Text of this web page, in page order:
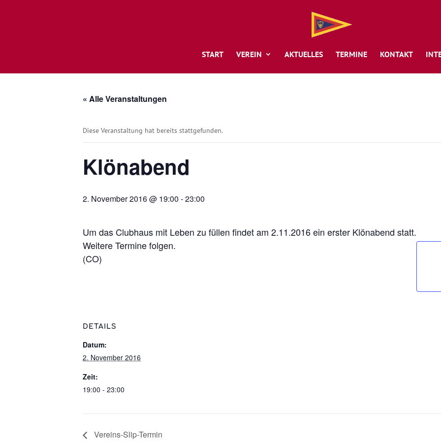
START VEREIN AKTUELLES TERMINE KONTAKT
« Alle Veranstaltungen
Diese Veranstaltung hat bereits stattgefunden.
Klönabend
2. November 2016 @ 19:00 -23:00
Um das Clubhaus mit Leben zu füllen findet am 2.11.2016 ein erster Klönabend statt.
Weitere Termine folgen.
(CO)
DETAILS
Datum:
2. November 2016
Zeit:
19:00 - 23:00
Vereins-Slip-Termin